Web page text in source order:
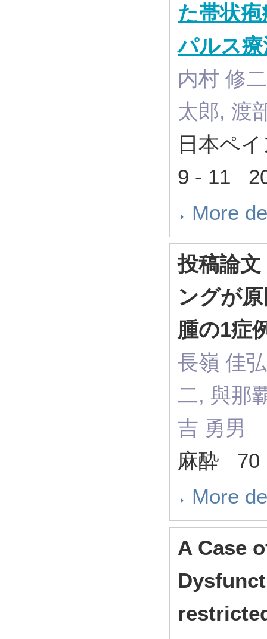
た帯状
パルス
内村 修
太郎, 渡
日本ペ
9 - 11
More
投稿論
ングが
腫の1症
長嶺 佳
二, 與那
吉 勇男
麻酔 70
More
A Case